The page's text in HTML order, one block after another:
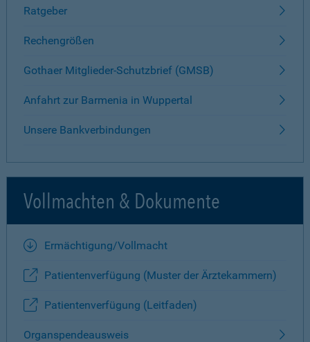
Ratgeber
Rechengrößen
Gothaer Mitglieder-Schutzbrief (GMSB)
Anfahrt zur Barmenia in Wuppertal
Unsere Bankverbindungen
Vollmachten & Dokumente
Ermächtigung/Vollmacht
Patientenverfügung (Muster der Ärztekammern)
Patientenverfügung (Leitfaden)
Organspendeausweis